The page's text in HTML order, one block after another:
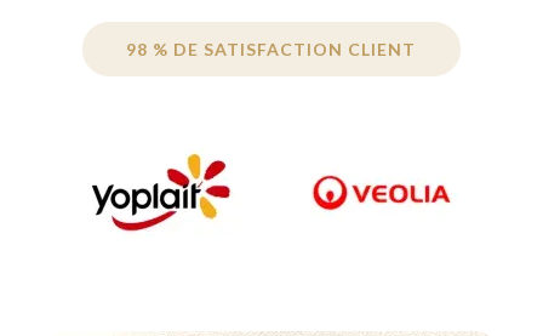
98 % DE SATISFACTION CLIENT